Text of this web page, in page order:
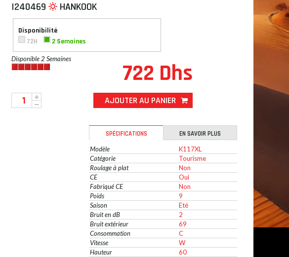
I240469 HANKOOK
Disponibilité
72H
2 Semaines
Disponible 2 Semaines
722 Dhs
AJOUTER AU PANIER
SPÉCIFICATIONS
EN SAVOIR PLUS
Modèle
K117XL
Catégorie
Tourisme
Roulage à plat
Non
CE
Oui
Fabriqué CE
Non
Poids
9
Saison
Eté
Bruit en dB
2
Bruit extérieur
69
Consommation
C
Vitesse
W
Hauteur
60